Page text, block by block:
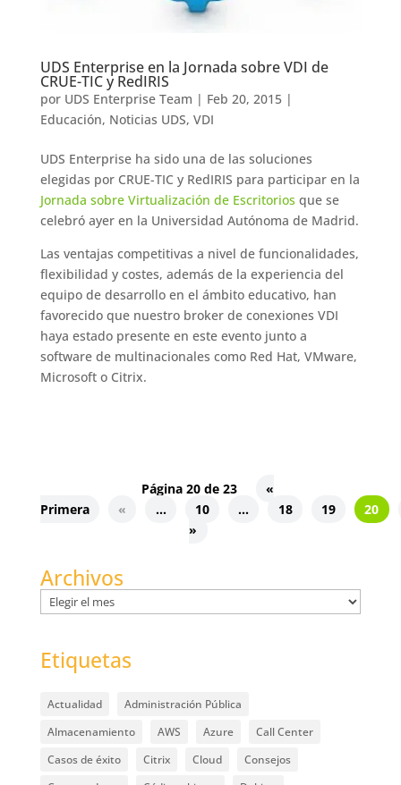
UDS Enterprise en la Jornada sobre VDI de
CRUE-TIC y RedIRIS
por UDS Enterprise Team | Feb 20, 2015|
Educación, Noticias UDS, VDI
UDS Enterprise ha sido una de las soluciones
elegidas por CRUE-TIC y RedIRIS para participar en la
Jornada sobre Virtualización de Escritorios que se
celebró ayer en la Universidad Autónoma de Madrid.
Las ventajas competitivas a nivel de funcionalidades,
flexibilidad y costes, además de la experiencia del
equipo de desarrollo en el ámbito educativo, han
favorecido que nuestro broker de conexiones VDI
haya estado presente en este evento junto a
software de multinacionales como Red Hat, VMware,
Microsoft o Citrix.
Página 20 de 23
«
Primera
« ... 10 ... 18 19
20
»
Archivos
Archivos
Etiquetas
Actualidad
Administración Pública
Almacenamiento
AWS Azure
Call Center
Casos de éxito
Citrix Cloud
Consejos